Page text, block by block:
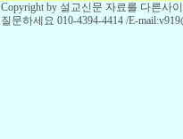
Copyright by 설교신문 자료를 다른사
질문하세요 010-4394-4414 /E-